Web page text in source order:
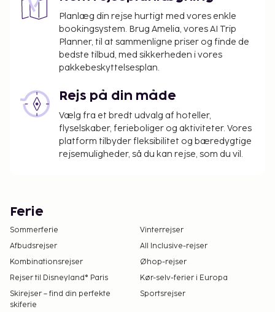
Planlæg din rejse hurtigt med vores enkle
bookingsystem. Brug Amelia, vores AI Trip
Planner, til at sammenligne priser og finde de
bedste tilbud, med sikkerheden i vores
pakkebeskyttelsesplan.
Rejs på din måde
Vælg fra et bredt udvalg af hoteller,
flyselskaber, ferieboliger og aktiviteter. Vores
platform tilbyder fleksibilitet og bæredygtige
rejsemuligheder, så du kan rejse, som du vil.
Ferie
Sommerferie
Vinterrejser
Afbudsrejser
All Inclusive-rejser
Kombinationsrejser
Øhop-rejser
Rejser til Disneyland® Paris
Kør-selv-ferier i Europa
Skirejser – find din perfekte
skiferie
Sportsrejser